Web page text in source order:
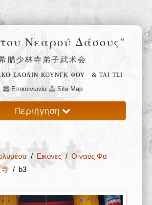
Νεαρού Δάσους"
腊少林寺弟子武术会
ΣΑΟΛΙΝ ΚΟΥΝΓΚ ΦΟΥ & ΤΑΙ ΤΣΙ
Επικοινωνία Site Map
Περιήγηση
少林寺
/ Εικόνες / Ο ναός Φα
/ b3